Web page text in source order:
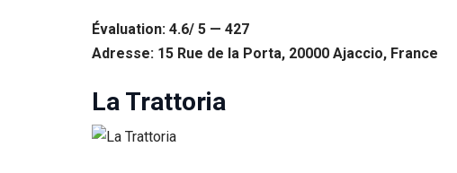
Évaluation: 4.6/ 5 — 427
Adresse: 15 Rue de la Porta, 20000 Ajaccio, France
La Trattoria
Nécessaire
Ces cookies ne
nécessaires au
fonctionnement
du site Web.